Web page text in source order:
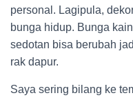
personal. Lagipula,
bunga hidup. Bunga
sedotan bisa berubah
rak dapur.
Saya sering bilang ke